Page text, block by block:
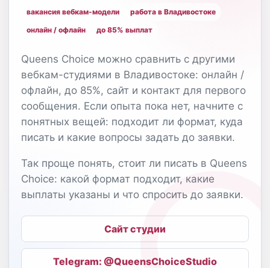
вакансия вебкам-модели
работа в Владивостоке
онлайн / офлайн
до 85% выплат
Queens Choice можно сравнить с другими
вебкам-студиями в Владивостоке: онлайн /
офлайн, до 85%, сайт и контакт для первого
сообщения. Если опыта пока нет, начните с
понятных вещей: подходит ли формат, куда
писать и какие вопросы задать до заявки.
Так проще понять, стоит ли писать в Queens
Choice: какой формат подходит, какие
выплаты указаны и что спросить до заявки.
Сайт студии
Telegram: @QueensChoiceStudio